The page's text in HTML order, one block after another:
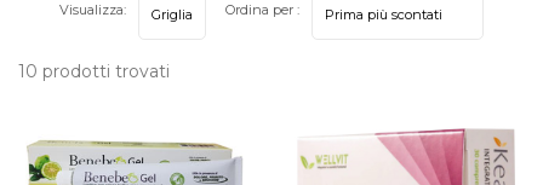
10 prodotti trovati
Visualizza: Ordina per :